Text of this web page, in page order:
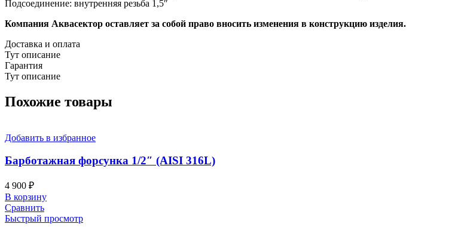
Подсоединение: внутренняя резьба 1,5″
Компания Аквасектор оставляет за собой право вносить изменения в конструкцию изделия.
Доставка и оплата
Тут описание
Гарантия
Тут описание
Похожие товары
Добавить в избранное
Барботажная форсунка 1/2″ (AISI 316L)
4 900 ₽
В корзину
Сравнить
Быстрый просмотр